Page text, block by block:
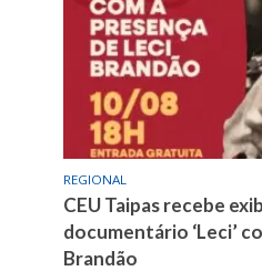
REGIONAL
CEU Taipas recebe
documentário ‘Leci’
Brandão